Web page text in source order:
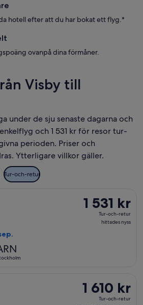
hotell efter att du har bokat ett flyg.*
ovanpå dina förmåner.
Visby till
under de sju senaste dagarna och
och 1 531 kr för resor tur-
perioden. Priser och
Ytterligare villkor gäller.
Tur-och-retur
1 531 kr
Tur-
1 531 kr
Tur-och-retur
hittades nyss
1 610 kr
Tur-
1 610 kr
Tur-och-retur